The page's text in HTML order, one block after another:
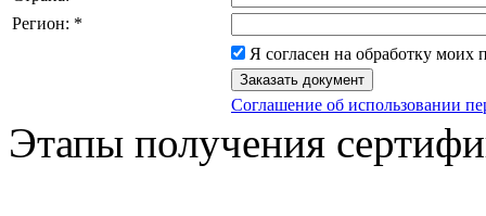
Регион: *
Я согласен на обработку моих
Соглашение об использовании
Этапы получения